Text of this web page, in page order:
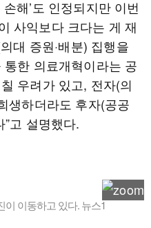
해’도 인정되지만 이번
사익보다 크다는 게 재
대 증원·배분) 집행을
한 의료개혁이라는 공
우려가 있고, 전자(의
생하더라도 후자(공공
고 설명했다.
이 이동하고 있다. 뉴스1